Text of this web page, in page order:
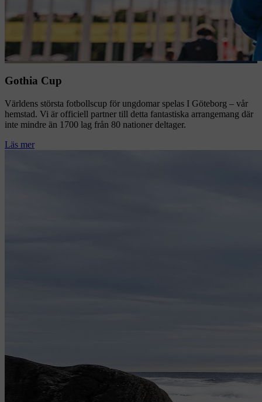
Gothia Cup
Världens största fotbollscup för ungdomar spelas I Göteborg – vår
hemstad. Vi är officiell partner till detta fantastiska arrangemang där
inte mindre än 1700 lag från 80 nationer deltager.
Läs mer